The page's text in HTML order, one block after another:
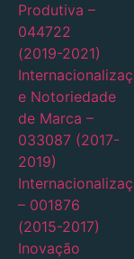
Produtiva –
044722
(2019-2021)
e Notoriedade
de Marca –
033087 (2017-
2019)
– 001876
(2015-2017)
Inovação